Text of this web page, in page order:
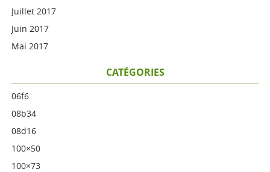
Juillet 2017
Juin 2017
Mai 2017
CATÉGORIES
06f6
08b34
08d16
100×50
100×73